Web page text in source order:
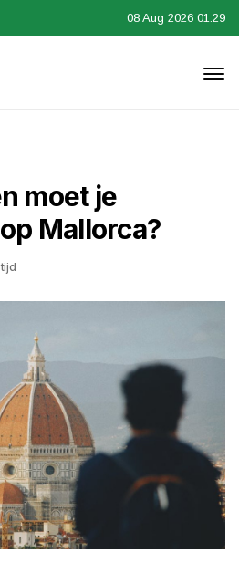
08 Aug 2026 01:29
moet je
Mallorca?